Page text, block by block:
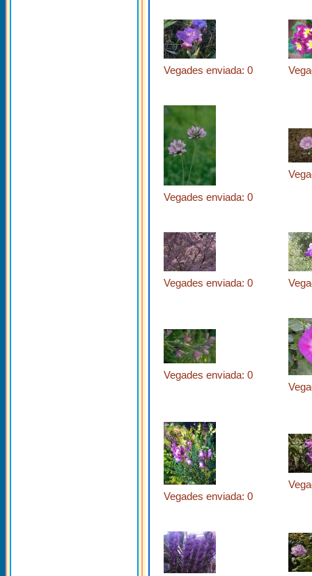
Vegades enviada: 0
Vegades enviada: 0
Vegades enviada: 0
Vegades enviada: 0
Vegades enviada: 0